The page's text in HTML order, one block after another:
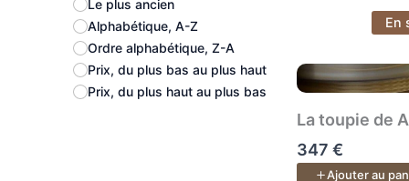
Le plus ancien
Alphabétique, A-Z
Ordre alphabétique, Z-A
Prix, du plus bas au plus haut
Prix, du plus haut au plus bas
d’un module
c’est un
Le cours inclus :
Plans PDF &
En
La toupie de
347 €
Ajouter au